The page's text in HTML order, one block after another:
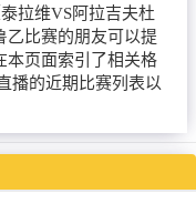
拉维VS阿拉吉夫杜
乙比赛的朋友可以提
本页面索引了相关格
播的近期比赛列表以